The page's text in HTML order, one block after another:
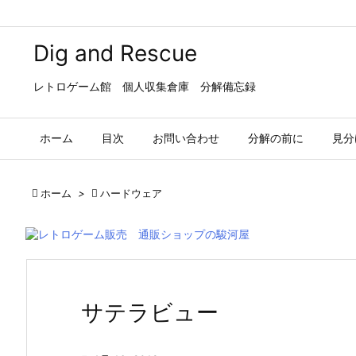
Dig and Rescue
レトロゲーム館 個人収集倉庫 分解備忘録
ホーム 目次 お問い合わせ 分解の前に 見
 ホーム >  ハードウェア
サテラビュー